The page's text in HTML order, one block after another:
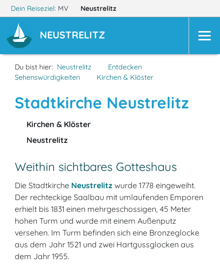
Dein Reiseziel: MV Neustrelitz
NEUSTRELITZ
Du bist hier: Neustrelitz
Entdecken
Sehenswürdigkeiten
Kirchen & Klöster
Stadtkirche Neustrelitz
Kirchen & Klöster
Neustrelitz
Weithin sichtbares Gotteshaus
Die Stadtkirche Neustrelitz wurde 1778 eingeweiht.
Der rechteckige Saalbau mit umlaufenden Emporen
erhielt bis 1831 einen mehrgeschossigen, 45 Meter
hohen Turm und wurde mit einem Außenputz
versehen. Im Turm befinden sich eine Bronzeglocke
aus dem Jahr 1521 und zwei Hartgussglocken aus
dem Jahr 1955.